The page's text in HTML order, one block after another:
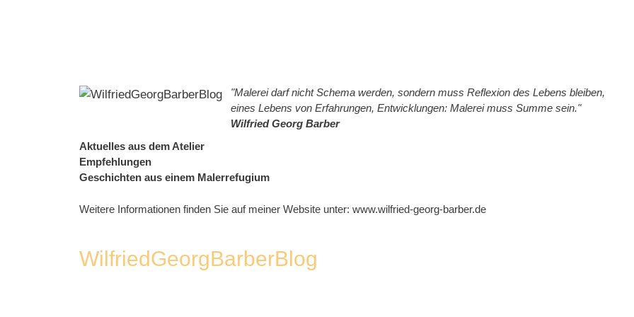
WilfriedGeorgBarberBlog
"Malerei darf nicht Schema werden, sondern muss Reflexion des Lebens bleiben,
eines Lebens von Erfahrungen, Entwicklungen: Malerei muss Summe sein."
Wilfried Georg Barber
Aktuelles aus dem Atelier
Empfehlungen
Geschichten aus einem Malerrefugium
Weitere Informationen finden Sie auf meiner Website unter: www.wilfried-georg-barber.de